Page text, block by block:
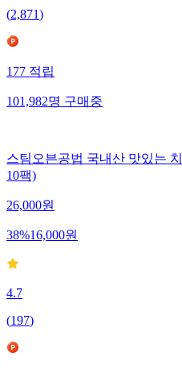
(2,871)
177 적립
101,982명 구매중
스팀오븐공법 국내산 맛있는
10팩)
26,000원
38%16,000원
4.7
(197)